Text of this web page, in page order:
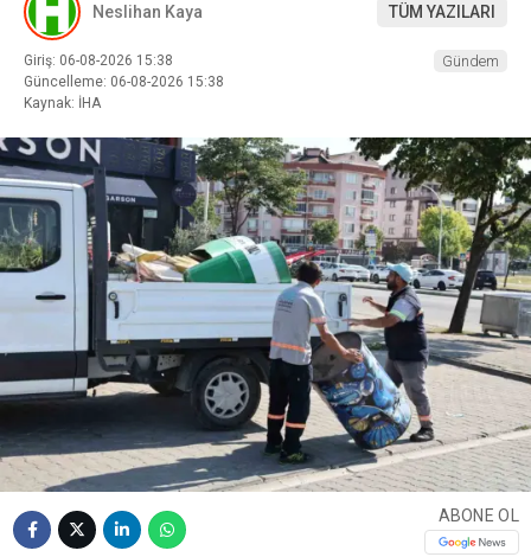
Neslihan Kaya TÜM YAZILARI
Giriş: 06-08-2026 15:38
Güncelleme: 06-08-2026 15:38
Kaynak: İHA
Gündem
ABONE OL